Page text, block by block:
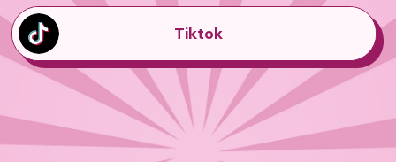
Tiktok